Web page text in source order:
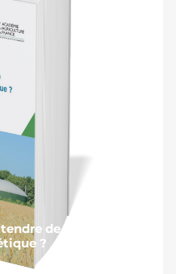
de la biomasse
?